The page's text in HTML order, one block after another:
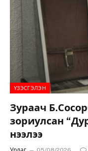
ҮЗЭСГЭЛЭН
Зураач
зориулсан
нээлээ